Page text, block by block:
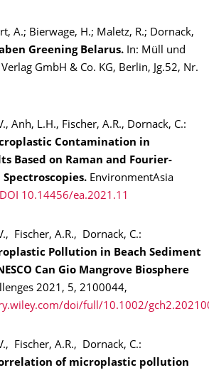
A.; Bierwage, H.; Maletz, R.; Dornack,
Greening Belarus. In: Müll und
GmbH & Co. KG, Berlin, Jg.52, Nr.
Anh, L.H., Fischer, A.R., Dornack, C.:
Contamination in
Based on Raman and Fourier-
EnvironmentAsia
DOI 10.14456/ea.2021.11
Fischer, A.R., Dornack, C.:
Pollution in Beach Sediment
Can Gio Mangrove Biosphere
2021, 5, 2100044,
doi/full/10.1002/
Fischer, A.R., Dornack, C.:
of microplastic pollution